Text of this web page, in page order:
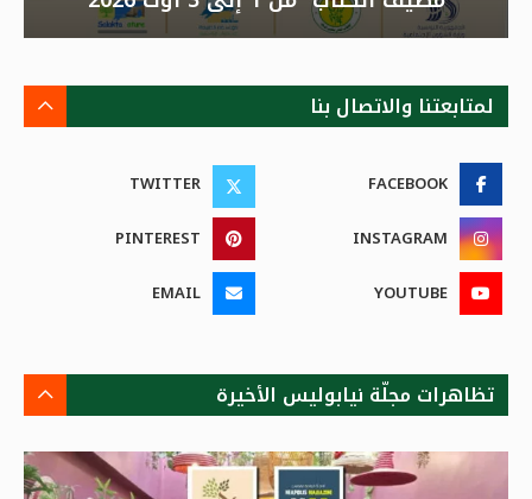
لمتابعتنا والاتصال بنا
FACEBOOK
TWITTER
INSTAGRAM
PINTEREST
YOUTUBE
EMAIL
تظاهرات مجلّة نيابوليس الأخيرة